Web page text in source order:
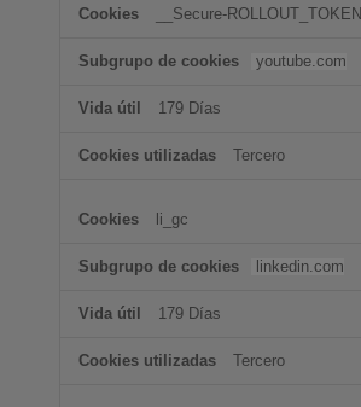
__Secure-ROLLOUT_TOKEN
youtube.com
179 Días
Tercero
li_gc
linkedin.com
179 Días
Tercero